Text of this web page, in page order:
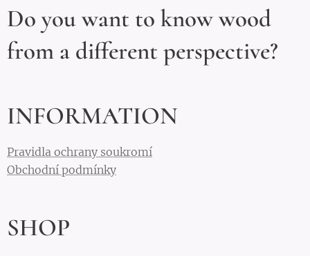
Do you want to know wood
from a different perspective?
INFORMATION
Pravidla ochrany soukromí
Obchodní podmínky
SHOP